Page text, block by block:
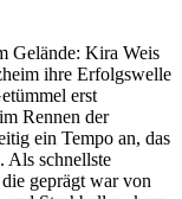
Gelände: Kira Weis
ihre Erfolgswelle
erst
Rennen der
ein Tempo an, das
Als schnellste
geprägt war von